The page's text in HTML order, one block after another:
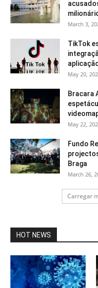
March 3,
TikTok
May 20,
Bracara
May 22,
Fundo
Braga
March 26,
Carregar
HOT NEWS